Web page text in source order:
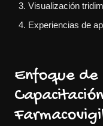
Visualización
Experiencias de
Enfoque de